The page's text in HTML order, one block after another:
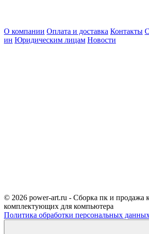
О компании Оплата и доставка Контакты
ин Юридическим лицам Новости
© 2026 power-art.ru - Сборка пк и продажа
комплектующих для компьютера
Политика обработки персональных